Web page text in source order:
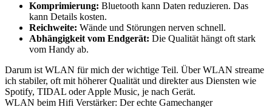
Komprimierung: Bluetooth kann Daten reduzieren. Das
kann Details kosten.
Reichweite: Wände und Störungen nerven schnell.
Abhängigkeit vom Endgerät: Die Qualität hängt oft stark
vom Handy ab.
Darum ist WLAN für mich der wichtige Teil. Über WLAN streame
ich stabiler, oft mit höherer Qualität und direkter aus Diensten wie
Spotify, TIDAL oder Apple Music, je nach Gerät.
WLAN beim Hifi Verstärker: Der echte Gamechanger